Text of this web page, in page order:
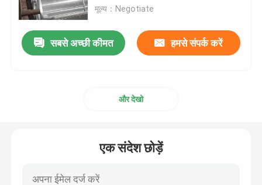
एल्यूमीनियम मिश्र धातु शीट
एल्युमिनियम स्क्वायर बार
मूल्य：Negotiate
सबसे अच्छी कीमत हमसे संपर्क करें
और देखो
एक संदेश छोड़ें